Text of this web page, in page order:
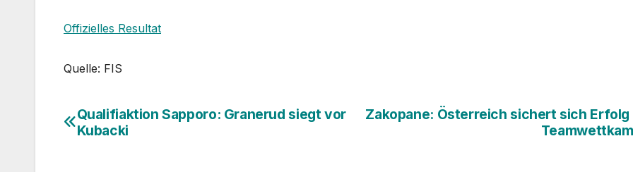
Offizielles Resultat
Quelle: FIS
Beitragsnavigation
Zakopane: Österreich sichert sich Erfolg
Qualifiaktion Sapporo: Granerud siegt vor
Kubacki